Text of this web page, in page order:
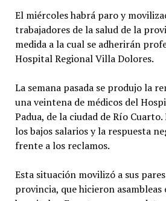
El miércoles habrá paro y
trabajadores de la salud de la
medida a la cual se adherirán
Hospital Regional Villa Dolores.
La semana pasada se produjo la
una veintena de médicos del
Padua, de la ciudad de Río
los bajos salarios y la respuesta
frente a los reclamos.
Esta situación movilizó a sus
provincia, que hicieron asambleas